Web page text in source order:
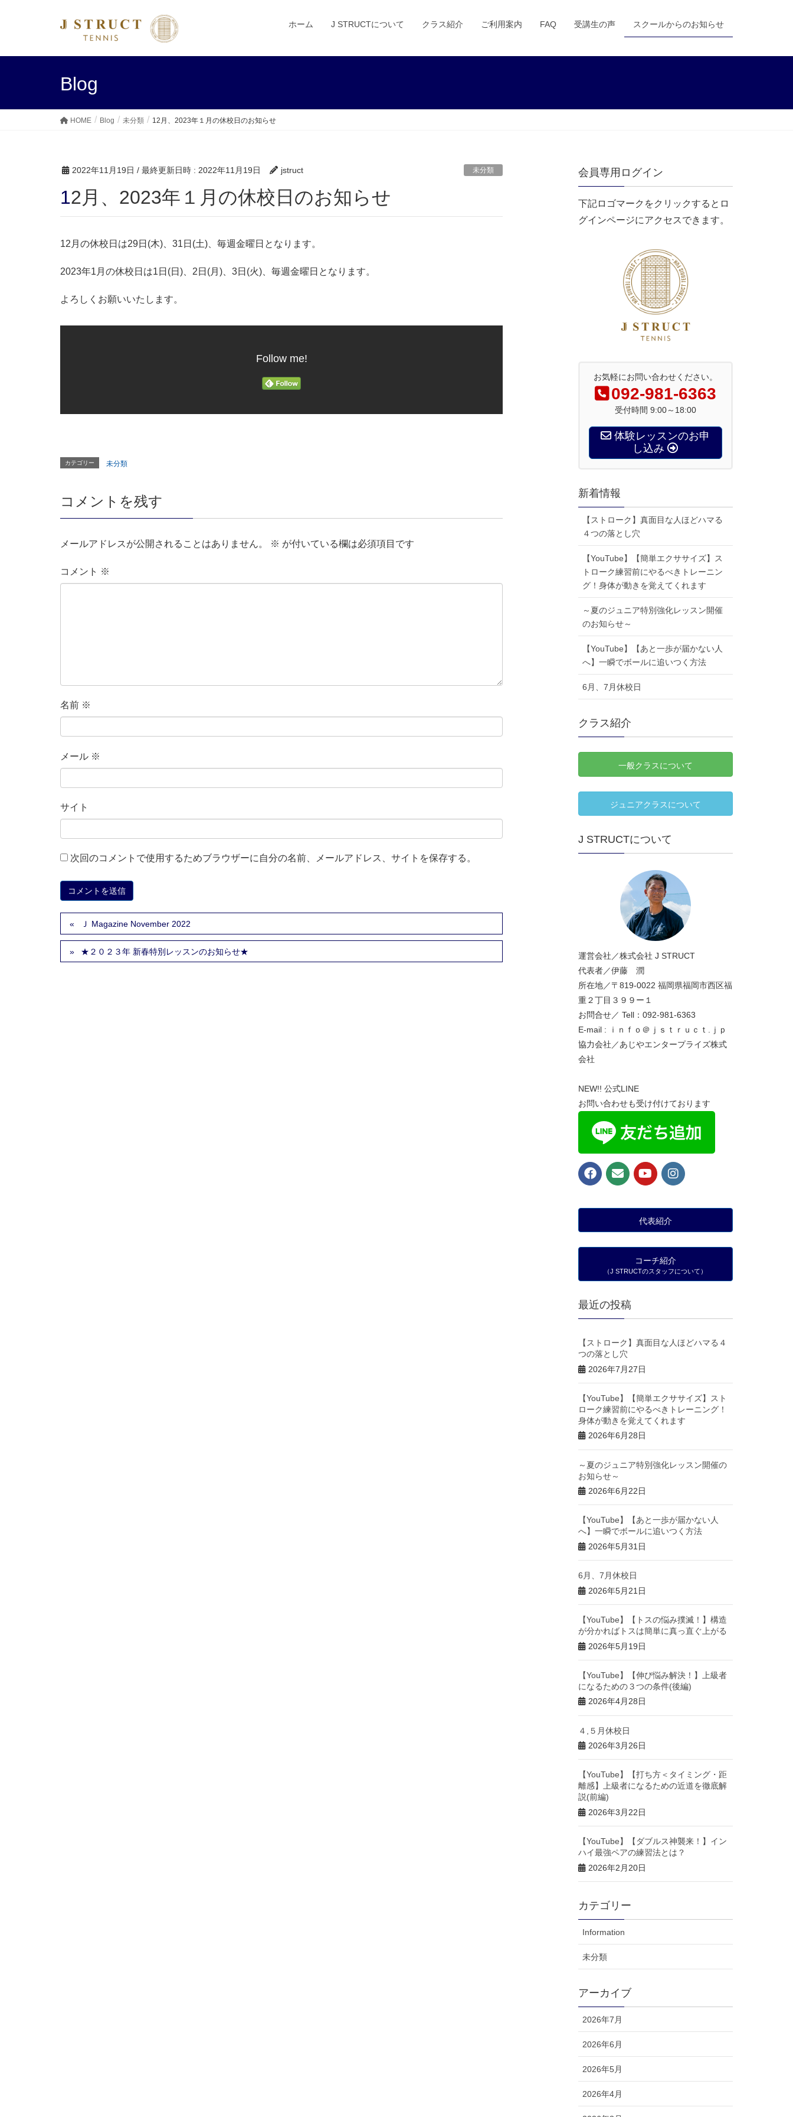
ホーム J STRUCTについて クラス紹介 ご利用案内 FAQ 受講生の声 スクールからのお知らせ
Blog
HOME Blog 未分類 12月、2023年１月の休校日のお知らせ
2022年11月19日 / 最終更新日時 : 2022年11月19日 jstruct 未分類
12月、2023年１月の休校日のお知らせ
12月の休校日は29日(木)、31日(土)、毎週金曜日となります。
2023年1月の休校日は1日(日)、2日(月)、3日(火)、毎週金曜日となります。
よろしくお願いいたします。
Follow me!
カテゴリー 未分類
コメントを残す
メールアドレスが公開されることはありません。 ※ が付いている欄は必須項目です
コメント ※
名前 ※
メール ※
サイト
次回のコメントで使用するためブラウザーに自分の名前、メールアドレス、サイトを保存する。
Ｊ Magazine November 2022
★２０２３年 新春特別レッスンのお知らせ★
会員専用ログイン
下記ロゴマークをクリックするとロ
グインページにアクセスできます。
お気軽にお問い合わせください。
092-981-6363
受付時間 9:00～18:00
体験レッスンのお申
し込み
新着情報
【ストローク】真面目な人ほどハマる
４つの落とし穴
【YouTube】【簡単エクササイズ】ス
トローク練習前にやるべきトレーニン
グ！身体が動きを覚えてくれます
～夏のジュニア特別強化レッスン開催
のお知らせ～
【YouTube】【あと一歩が届かない人
へ】一瞬でボールに追いつく方法
6月、7月休校日
クラス紹介
一般クラスについて
ジュニアクラスについて
J STRUCTについて
運営会社／株式会社 J STRUCT
代表者／伊藤 潤
所在地／〒819-0022 福岡県福岡市西区福
重２丁目３９９ー１
お問合せ／ Tell：092-981-6363
E-mail : ｉｎｆｏ＠ｊｓｔｒｕｃｔ.ｊｐ
協力会社／あじやエンタープライズ株式
会社
NEW!! 公式LINE
お問い合わせも受け付けております
代表紹介
コーチ紹介
（J STRUCTのスタッフについて）
最近の投稿
【ストローク】真面目な人ほどハマる４
つの落とし穴
2026年7月27日
【YouTube】【簡単エクササイズ】スト
ローク練習前にやるべきトレーニング！
身体が動きを覚えてくれます
2026年6月28日
～夏のジュニア特別強化レッスン開催の
お知らせ～
2026年6月22日
【YouTube】【あと一歩が届かない人
へ】一瞬でボールに追いつく方法
2026年5月31日
6月、7月休校日
2026年5月21日
【YouTube】【トスの悩み撲滅！】構造
が分かればトスは簡単に真っ直ぐ上がる
2026年5月19日
【YouTube】【伸び悩み解決！】上級者
になるための３つの条件(後編)
2026年4月28日
４,５月休校日
2026年3月26日
【YouTube】【打ち方＜タイミング・距
離感】上級者になるための近道を徹底解
説(前編)
2026年3月22日
【YouTube】【ダブルス神襲来！】イン
ハイ最強ペアの練習法とは？
2026年2月20日
カテゴリー
Information
未分類
アーカイブ
2026年7月
2026年6月
2026年5月
2026年4月